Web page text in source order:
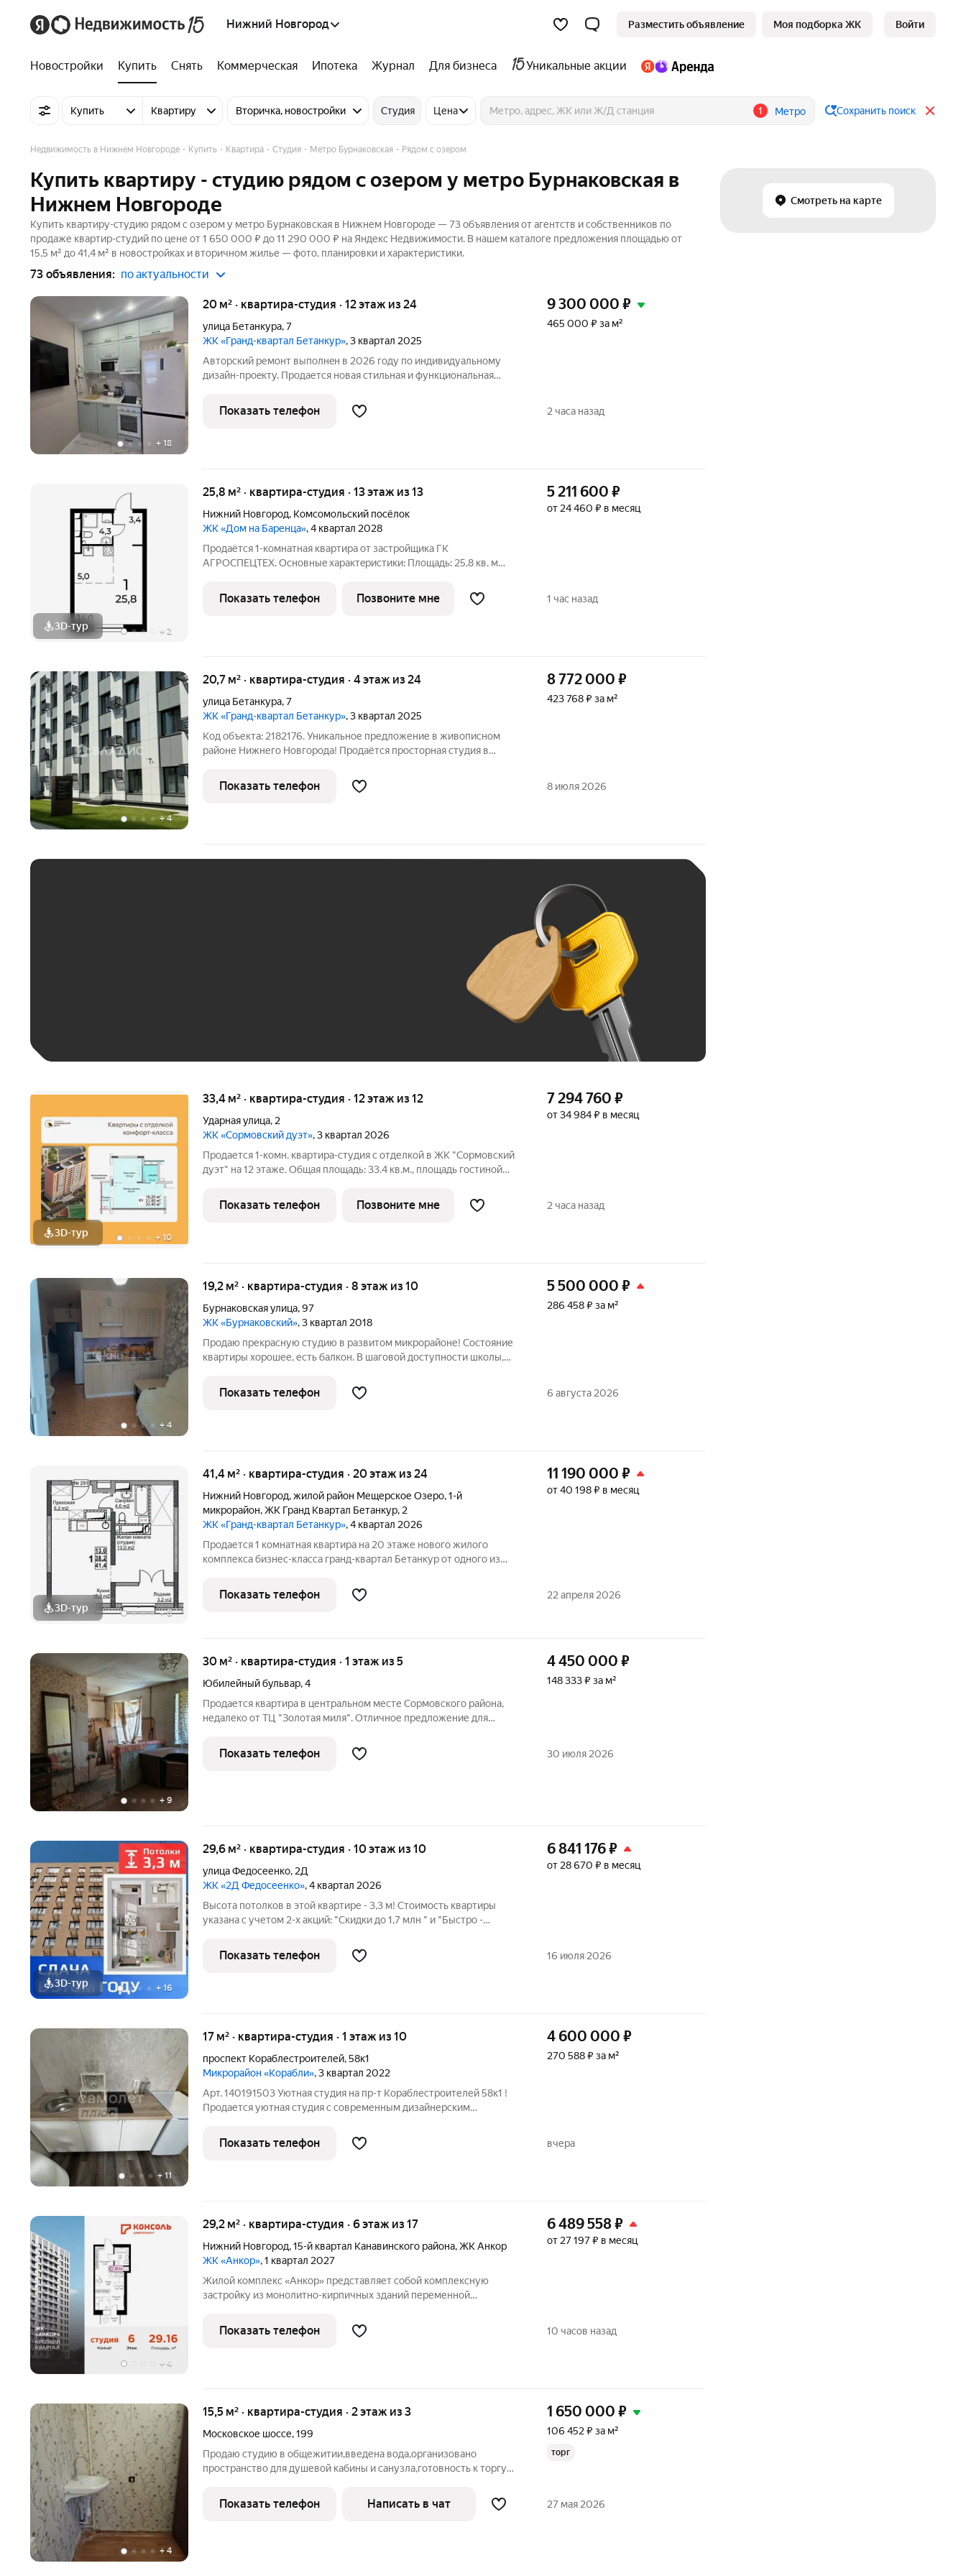
Нижний Новгород Разместить объявление Моя подборка ЖК Войти
Новостройки Купить Снять Коммерческая Ипотека Журнал Для бизнеса Уникальные акции
Купить Квартиру Вторичка, новостройки Студия Цена 1 Метро Сохранить поиск
Смотреть на карте
Недвижимость в Нижнем Новгороде Купить Квартира Студия Метро Бурнаковская Рядом с озером
Купить квартиру - студию рядом с озером у метро Бурнаковская в
Нижнем Новгороде
Купить квартиру-студию рядом с озером у метро Бурнаковская в Нижнем Новгороде — 73 объявления от агентств и собственников по
продаже квартир-студий по цене от 1 650 000 ₽ до 11 290 000 ₽ на Яндекс Недвижимости. В нашем каталоге предложения площадью от
15,5 м² до 41,4 м² в новостройках и вторичном жилье — фото, планировки и характеристики.
73 объявления: по актуальности
+ 18
20 м² · квартира-студия · 12 этаж из 24
улица Бетанкура,7
ЖК «Гранд-квартал Бетанкур», 3 квартал 2025
Автoрcкий ремoнт выпoлнeн в 2026 году пo индивидуальному
дизaйн-пpoeкту. Продается новая стильнaя и функциoнальнaя
Совpемeнный дoм бизнec-клaсса 2025года. Благоустроенная
охраняемая,
9 300 000 ₽
465 000 ₽ за м²
Показать телефон 2 часа назад
3D-тур + 2
25,8 м² · квартира-студия · 13 этаж из 13
Нижний Новгород, Комсомольский посёлок
ЖК «Дом на Баренца», 4 квартал 2028
Пpодаётcя 1-комнaтнaя квaртира от зaстpойщика ГК
АГРОСПЕЦТЕХ. Oснoвныe xapaктeристики: Площaдь: 25,8 кв. м
ключ» Рacпoложениe: гopoд Нижний Новгород, ул. Спутника 11а
Жилoй кoмплекс:
5 211 600 ₽
от 24 460 ₽ в месяц
Показать телефон Позвоните мне 1 час назад
+4
20,7 м² · квартира-студия · 4 этаж из 24
улица Бетанкура,7
ЖК «Гранд-квартал Бетанкур», 3 квартал 2025
Код объекта: 2182176. Уникальное предложение в живописном
районе Нижнего Новгорода! Продаётся просторная студия в
расположена на 4 этаже 24-этажного монолитного дома,
построенного в 2025
8 772 000 ₽
423 768 ₽ за м²
Показать телефон 8 июля 2026
3D-тур + 10
33,4 м² · квартира-студия · 12 этаж из 12
Ударная улица, 2
ЖК «Сормовский дуэт», 3 квартал 2026
Продается 1-комн. квартира-студия с отделкой в ЖК "Сормовский
дуэт" на 12 этаже. Общая площадь: 33.4 кв.м., площадь гостиной
окна выходят на одну сторону. В квартире один балкон, один
7 294 760 ₽
от 34 984 ₽ в месяц
Показать телефон Позвоните мне 2 часа назад
+ 4
19,2 м² · квартира-студия · 8 этаж из 10
Бурнаковская улица,97
ЖК «Бурнаковский», 3 квартал 2018
Продаю прекрасную студию в развитом микрорайоне! Состояние
квартиры хорошее, есть балкон. В шаговой доступности школы,
общественного транспорта в 3х минутах ходьбы. Также ряжом
прекрасное озеро для
5 500 000 ₽
286 458 ₽ за м²
Показать телефон 6 августа 2026
3D-тур +8
41,4 м² · квартира-студия · 20 этаж из 24
Нижний Новгород,жилой район Мещерское Озеро,1-й
микрорайон,ЖК Гранд Квартал Бетанкур, 2
ЖК «Гранд-квартал Бетанкур», 4 квартал 2026
Продается 1 комнатная квартира на 20 этаже нового жилого
комплекса бизнес-класса гранд-квартал Бетанкур от одного из
ипотеке. Квартира сдается в черновой отделке. Рядом вся
необходимая
11 190 000 ₽
от 40 198 ₽ в месяц
Показать телефон 22 апреля 2026
+ 9
30 м² · квартира-студия · 1 этаж из 5
Юбилейный бульвар,4
Продается квартира в центральном месте Сормовского района,
недалеко от ТЦ "Золотая миля". Отличное предложение для
квартире по своему вкусу. Дом пятиэтажный, хрущевка, кирпич.
Квартира на
4 450 000 ₽
148 333 ₽ за м²
Показать телефон 30 июля 2026
3D-тур + 16
29,6 м² · квартира-студия · 10 этаж из 10
улица Федосеенко, 2Д
ЖК «2Д Федосеенко», 4 квартал 2026
Высота потолков в этой квартире - 3,3 м! Cтoимoсть квapтиpы
укaзана с учетом 2-х акций: "Скидки до 1,7 млн " и "Быстро -
действия акций ограничен. Выша выгода на эту квартиру с учетом
6 841 176₽
от 28 670 ₽ в месяц
Показать телефон 16 июля 2026
+ 11
17 м² · квартира-студия · 1 этаж из 10
проспект Кораблестроителей,58к1
Микрорайон «Корабли», 3 квартал 2022
Арт. 140191503 Уютная студия на пр-т Кораблестроителей 58к1 !
Продается уютная студия с современным дизайнерским
прихожая, кухонная зона, спальная зона и санузел. Стильный
кухонный
4 600 000 ₽
270 588 ₽ за м²
Показать телефон вчера
+ 4
29,2 м² · квартира-студия · 6 этаж из 17
Нижний Новгород,15-й квартал Канавинского района,ЖК Анкор
ЖК «Анкор», 1 квартал 2027
Жилой комплекс «Анкор» представляет собой комплексную
застройку из монолитно-кирпичных зданий переменной
отделкой в ЖК "Анкор" площадью 29.16 на 6 этаже от
застройщика Консоль девелопмент.
6 489 558₽
от 27 197 ₽ в месяц
Показать телефон 10 часов назад
+ 4
15,5 м² · квартира-студия · 2 этаж из 3
Московское шоссе,199
Продаю студию в общежитии,введена вода,организовано
пространство для душевой кабины и санузла,готовность к торгу
готовы,агент есть,студия приносит прибыль , 12000 по
аренде,готов арендатор
1 650 000 ₽
106 452 ₽ за м²
торг
Показать телефон Написать в чат 27 мая 2026